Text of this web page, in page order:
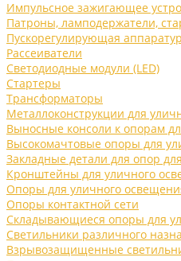
Импульсное зажигающее
Патроны, ламподержатели,
Пускорегулирующая
Рассеиватели
Светодиодные модули (LED)
Стартеры
Трансформаторы
Металлоконструкции для
Выносные консоли к опорам
Высокомачтовые опоры для
Закладные детали для опор
Кронштейны для уличного
Опоры для уличного
Опоры контактной сети
Складывающиеся опоры для
Светильники различного
Взрывозащищенные